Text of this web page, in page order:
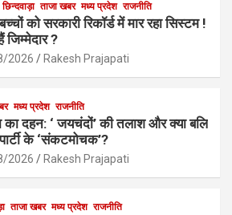
e
छिन्दवाड़ा ताजा खबर मध्य प्रदेश राजनीति
को सरकारी रिकॉर्ड में मार रहा सिस्टम !
जिम्मेदार ?
2026 Rakesh Prajapati
मध्य प्रदेश राजनीति
का दहन: ‘ जयचंदों’ की तलाश और क्या बलि
के ‘संकटमोचक’?
2026 Rakesh Prajapati
ताजा खबर मध्य प्रदेश राजनीति